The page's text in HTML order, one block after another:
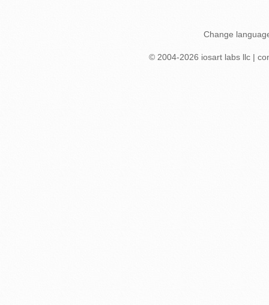
Change
© 2004-2026 iosart labs llc|